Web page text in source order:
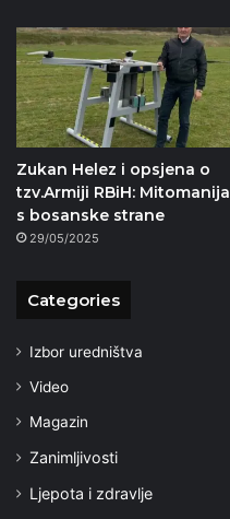
Zukan Helez i opsjena o
tzv.Armiji RBiH: Mitomanija
s bosanske strane
29/05/2025
Categories
Izbor uredništva
Video
Magazin
Zanimljivosti
Ljepota i zdravlje